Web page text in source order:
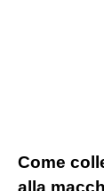
Come
alla